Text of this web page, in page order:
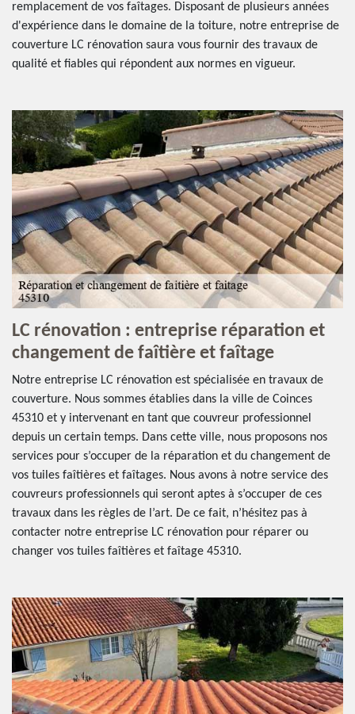
remplacement de vos faîtages. Disposant de plusieurs années
d'expérience dans le domaine de la toiture, notre entreprise de
couverture LC rénovation saura vous fournir des travaux de
qualité et fiables qui répondent aux normes en vigueur.
LC rénovation : entreprise réparation et
changement de faîtière et faîtage
Notre entreprise LC rénovation est spécialisée en travaux de
couverture. Nous sommes établies dans la ville de Coinces
45310 et y intervenant en tant que couvreur professionnel
depuis un certain temps. Dans cette ville, nous proposons nos
services pour s’occuper de la réparation et du changement de
vos tuiles faîtières et faîtages. Nous avons à notre service des
couvreurs professionnels qui seront aptes à s’occuper de ces
travaux dans les règles de l’art. De ce fait, n’hésitez pas à
contacter notre entreprise LC rénovation pour réparer ou
changer vos tuiles faîtières et faîtage 45310.